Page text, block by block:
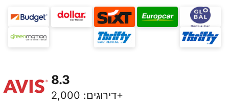
8.3
דירוגים: 2,000+